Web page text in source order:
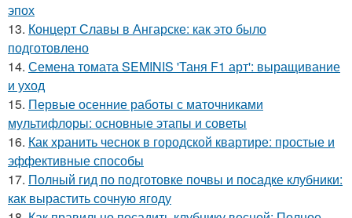
эпох
13. Концерт Славы в Ангарске: как это было
подготовлено
14. Семена томата SEMINIS 'Таня F1 арт': выращивание
и уход
15. Первые осенние работы с маточниками
мультифлоры: основные этапы и советы
16. Как хранить чеснок в городской квартире: простые и
эффективные способы
17. Полный гид по подготовке почвы и посадке клубники:
как вырастить сочную ягоду